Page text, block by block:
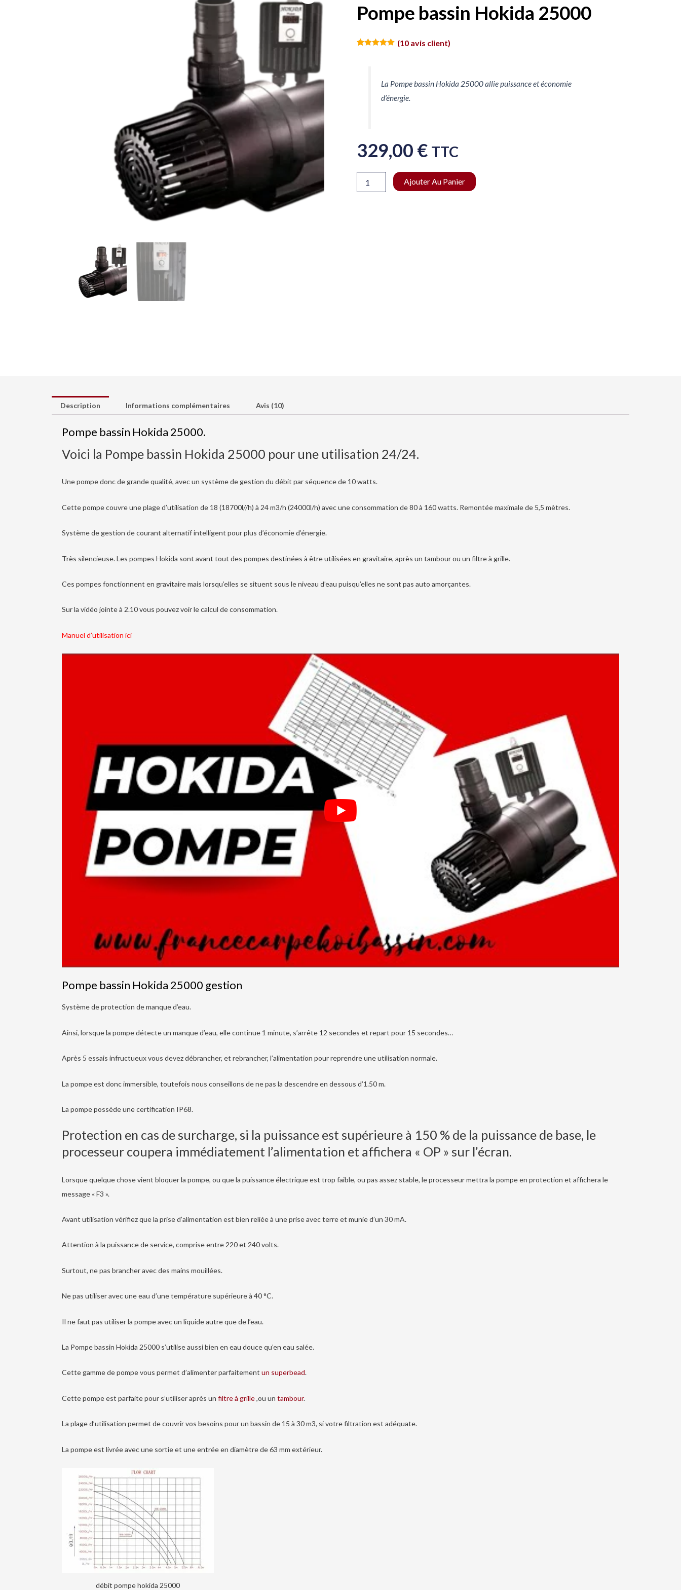
Pompe bassin Hokida 25000
(10avis client)
La Pompe bassin Hokida 25000 allie puissance et économie
d’énergie.
329,00 € TTC
Ajouter Au Panier
Description Informations complémentaires Avis (10)
Pompe bassin Hokida 25000.
Voici la Pompe bassin Hokida 25000 pour une utilisation 24/24.
Une pompe donc de grande qualité, avec un système de gestion du débit par séquence de 10 watts.
Cette pompe couvre une plage d’utilisation de 18 (18700l//h) à 24 m3/h (24000l/h) avec une consommation de 80 à 160 watts. Remontée maximale de 5,5 mètres.
Système de gestion de courant alternatif intelligent pour plus d’économie d’énergie.
Très silencieuse. Les pompes Hokida sont avant tout des pompes destinées à être utilisées en gravitaire, après un tambour ou un filtre à grille.
Ces pompes fonctionnent en gravitaire mais lorsqu’elles se situent sous le niveau d’eau puisqu’elles ne sont pas auto amorçantes.
Sur la vidéo jointe à 2.10 vous pouvez voir le calcul de consommation.
Manuel d’utilisation ici
Pompe bassin Hokida 25000 gestion
Système de protection de manque d’eau.
Ainsi, lorsque la pompe détecte un manque d’eau, elle continue 1 minute, s’arrête 12 secondes et repart pour 15 secondes…
Après 5 essais infructueux vous devez débrancher, et rebrancher, l’alimentation pour reprendre une utilisation normale.
La pompe est donc immersible, toutefois nous conseillons de ne pas la descendre en dessous d’1.50 m.
La pompe possède une certification IP68.
Protection en cas de surcharge, si la puissance est supérieure à 150 % de la puissance de base, le
processeur coupera immédiatement l’alimentation et affichera « OP » sur l’écran.
Lorsque quelque chose vient bloquer la pompe, ou que la puissance électrique est trop faible, ou pas assez stable, le processeur mettra la pompe en protection et affichera le
message « F3 ».
Avant utilisation vérifiez que la prise d’alimentation est bien reliée à une prise avec terre et munie d’un 30 mA.
Attention à la puissance de service, comprise entre 220 et 240 volts.
Surtout, ne pas brancher avec des mains mouillées.
Ne pas utiliser avec une eau d’une température supérieure à 40 °C.
Il ne faut pas utiliser la pompe avec un liquide autre que de l’eau.
La Pompe bassin Hokida 25000 s’utilise aussi bien en eau douce qu’en eau salée.
Cette gamme de pompe vous permet d’alimenter parfaitement un superbead.
Cette pompe est parfaite pour s’utiliser après un filtre à grille,ou un tambour.
La plage d’utilisation permet de couvrir vos besoins pour un bassin de 15 à 30 m3, si votre filtration est adéquate.
La pompe est livrée avec une sortie et une entrée en diamètre de 63 mm extérieur.
débit pompe hokida 25000